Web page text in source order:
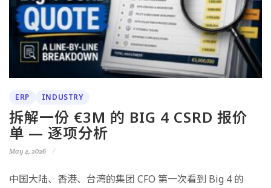
ERP INDUSTRY
拆解一份 €3M 的 BIG 4 CSRD 报价
单 — 逐项分析
May 4, 2026
中国大陆、香港、台湾的集团 CFO 第一次看到 Big 4 的